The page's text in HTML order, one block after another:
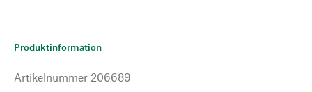
Produktinformation
Artikelnummer 206689